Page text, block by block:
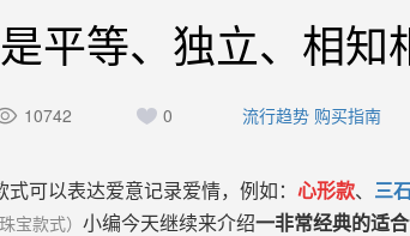
是平等、独立、相知
10742 0 流行趋势 购买指南
可以表达爱意记录爱情，例如： 心形款、 三
宝款式） 小编今天继续来介绍一非常经典的适